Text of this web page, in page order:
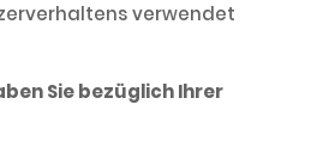
verwendet
Sie bezüglich Ihrer